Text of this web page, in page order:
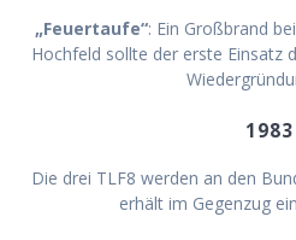
„Feuertaufe“: Ein Großbrand
Hochfeld sollte der erste Einsatz
1983
Die drei TLF8 werden an den
erhält im Gegenzug